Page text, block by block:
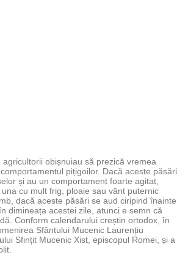
agricultorii obișnuiau să prezică vremea
pițigoilor. Dacă aceste păsări
și au un comportament foarte agitat,
cu mult frig, ploaie sau vânt puternic
dacă aceste păsări se aud ciripind înainte
dimineața acestei zile, atunci e semn că
Conform calendarului creștin ortodox, în
Sfântului Mucenic Laurențiu
Sfințit Mucenic Xist, episcopul Romei, și a